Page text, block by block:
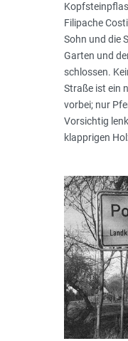
Filipache
Sohn und die
Garten und
schlos­sen.
Straße ist ein
vorbei; nur
Vorsichtig
klapprigen